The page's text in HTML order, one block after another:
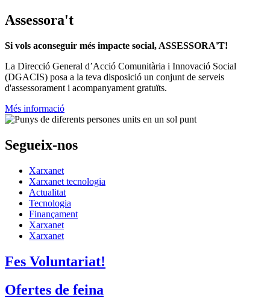
Assessora't
Si vols aconseguir més impacte social, ASSESSORA'T!
La Direcció General d’Acció Comunitària i Innovació Social
(DGACIS) posa a la teva disposició un conjunt de serveis
d'assessorament i acompanyament gratuïts.
Més informació
Segueix-nos
Xarxanet
Xarxanet tecnologia
Actualitat
Tecnologia
Finançament
Xarxanet
Xarxanet
Fes Voluntariat!
Ofertes de feina